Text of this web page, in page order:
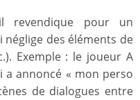
revendique pour un
des éléments de
Exemple : le joueur A
annoncé « mon perso
de dialogues entre